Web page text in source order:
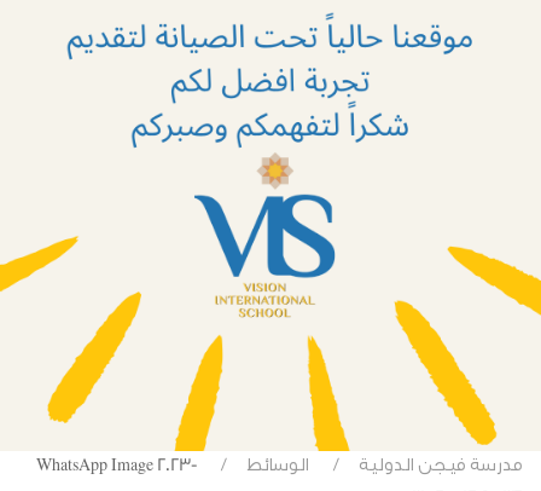
مدرسة فيجن الدولية الوسائط
WhatsApp Image 2023-